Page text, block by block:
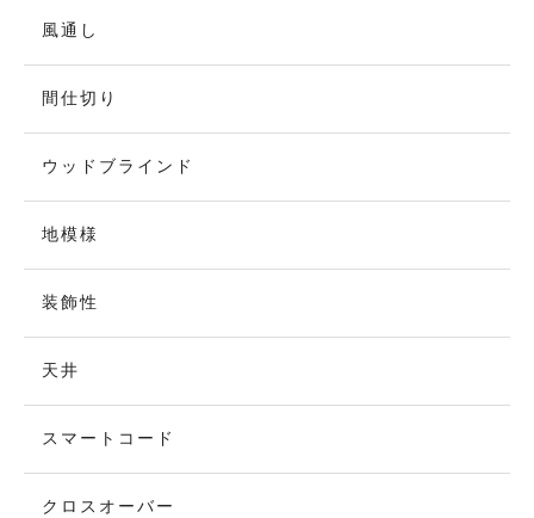
風通し
間仕切り
ウッドブラインド
地模様
装飾性
天井
スマートコード
クロスオーバー